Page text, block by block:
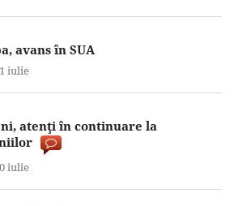
avans în SUA
iulie
atenţi în continuare la
iulie